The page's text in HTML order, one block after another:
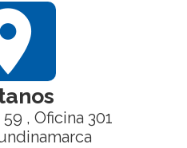
, Oficina 301